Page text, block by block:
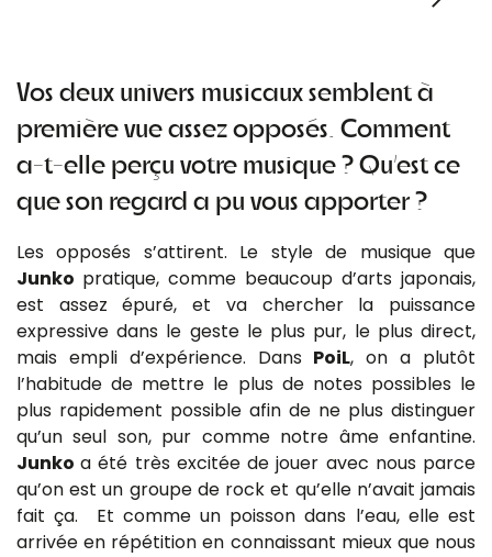
Vos deux univers musicaux semblent à
première vue assez opposés. Comment
a-t-elle perçu votre musique ? Qu’est ce
que son regard a pu vous apporter ?
Les opposés s’attirent. Le style de musique que
Junko pratique, comme beaucoup d’arts japonais,
est assez épuré, et va chercher la puissance
expressive dans le geste le plus pur, le plus direct,
mais empli d’expérience. Dans PoiL, on a plutôt
l’habitude de mettre le plus de notes possibles le
plus rapidement possible afin de ne plus distinguer
qu’un seul son, pur comme notre âme enfantine.
Junkoa été très excitée de jouer avec nous parce
qu’on est un groupe de rock et qu’elle n’avait jamais
fait ça. Et comme un poisson dans l’eau, elle est
arrivée en répétition en connaissant mieux que nous